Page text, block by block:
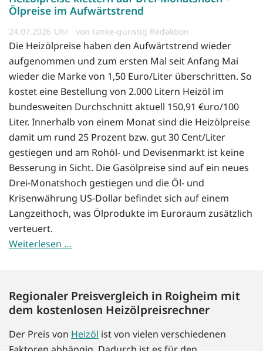
Ölpreise im Aufwärtstrend
24.07.2026 von tanke-günstig Redaktion
Die Heizölpreise haben den Aufwärtstrend wieder
aufgenommen und zum ersten Mal seit Anfang Mai
wieder die Marke von 1,50 Euro/Liter überschritten. So
kostet eine Bestellung von 2.000 Litern Heizöl im
bundesweiten Durchschnitt aktuell 150,91 €uro/100
Liter. Innerhalb von einem Monat sind die Heizölpreise
damit um rund 25 Prozent bzw. gut 30 Cent/Liter
gestiegen und am Rohöl- und Devisenmarkt ist keine
Besserung in Sicht. Die Gasölpreise sind auf ein neues
Drei-Monatshoch gestiegen und die Öl- und
Krisenwährung US-Dollar befindet sich auf einem
Langzeithoch, was Ölprodukte im Euroraum zusätzlich
verteuert.
Weiterlesen …
Regionaler Preisvergleich in Roigheim mit
dem kostenlosen Heizölpreisrechner
Der Preis von Heizöl ist von vielen verschiedenen